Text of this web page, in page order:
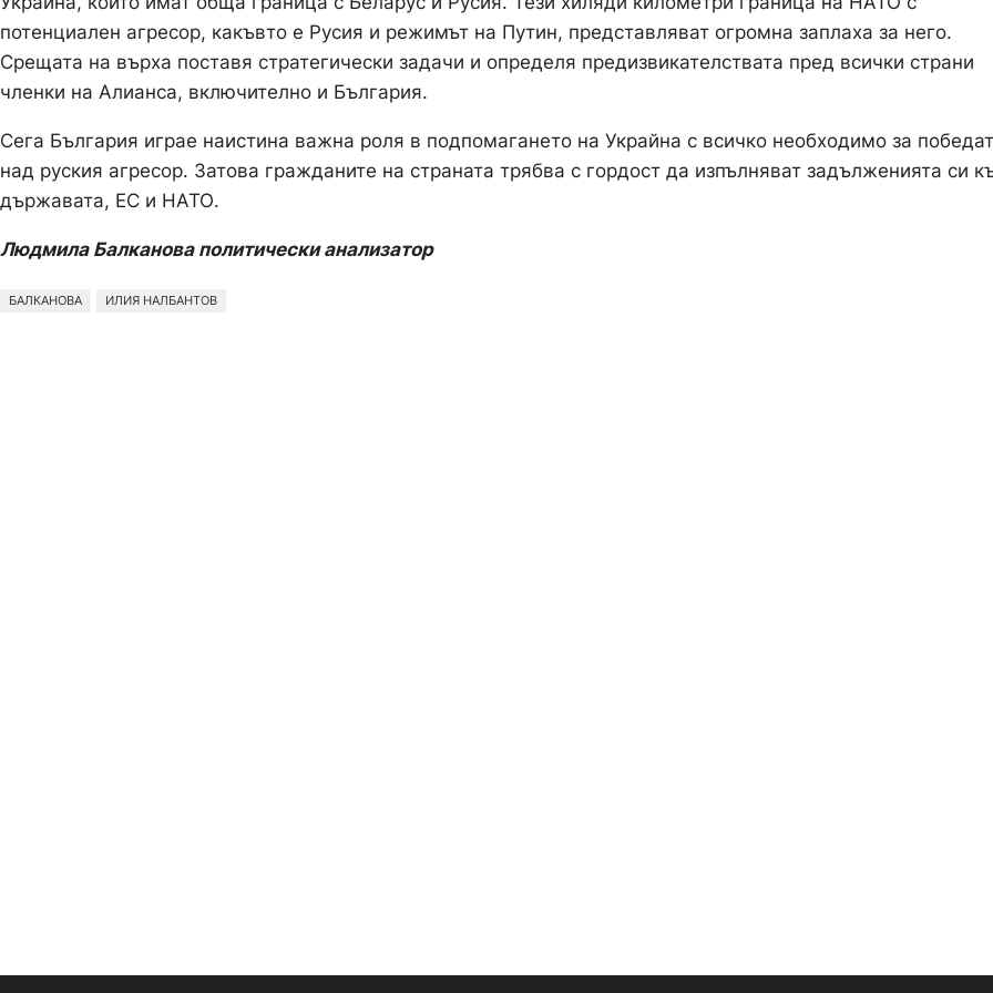
потенциален агресор, какъвто е Русия и режимът на Путин, представляват огромна заплаха за него.
Срещата на върха поставя стратегически задачи и определя предизвикателствата пред всички страни
членки на Алианса, включително и България.
Сега България играе наистина важна роля в подпомагането на Украйна с всичко необходимо за
над руския агресор. Затова гражданите на страната трябва с гордост да изпълняват задълженията си
държавата, ЕС и НАТО.
Людмила Балканова политически анализатор
БАЛКАНОВА ИЛИЯ НАЛБАНТОВ